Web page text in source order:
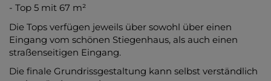
- Top 5 mit 67 m²
Die Tops verfügen jeweils über sowohl über einen
Eingang vom schönen Stiegenhaus, als auch einen
straßenseitigen Eingang.
Die finale Grundrissgestaltung kann selbst verständlich